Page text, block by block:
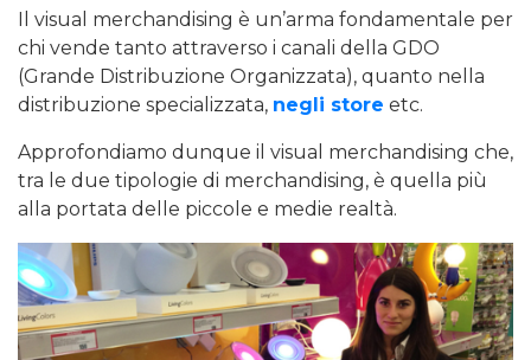
Il visual merchandising è un’arma fondamentale per
chi vende tanto attraverso i canali della GDO
(Grande Distribuzione Organizzata), quanto nella
distribuzione specializzata, negli store etc.
Approfondiamo dunque il visual merchandising che,
tra le due tipologie di merchandising, è quella più
alla portata delle piccole e medie realtà.